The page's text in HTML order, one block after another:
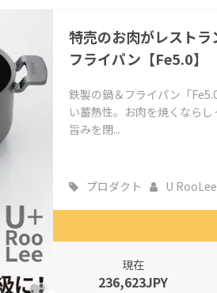
特売のお肉がレスト
フライパン【Fe5.0】
鉄製の鍋＆フライパン「
い蓄熱性。お肉を焼くなら
旨みを閉...
プロダクト U RooLee
現在
236,623JPY